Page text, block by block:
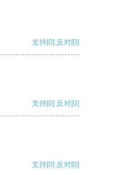
支持[0] 反对[0]
支持[0] 反对[0]
支持[0] 反对[0]